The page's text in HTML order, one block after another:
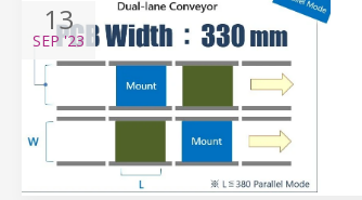
13
SEP '23